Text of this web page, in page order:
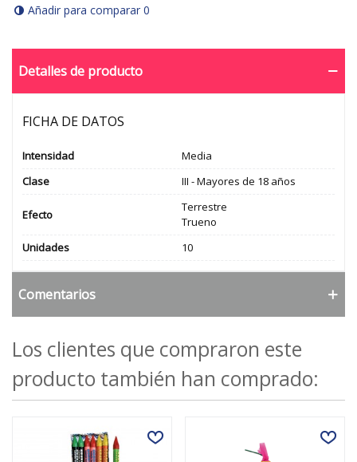
Añadir para comparar 0
Detalles de producto
FICHA DE DATOS
Intensidad
Media
Clase
III - Mayores de 18 años
Efecto
Terrestre
Trueno
Unidades
10
Comentarios
Los clientes que compraron este
producto también han comprado: